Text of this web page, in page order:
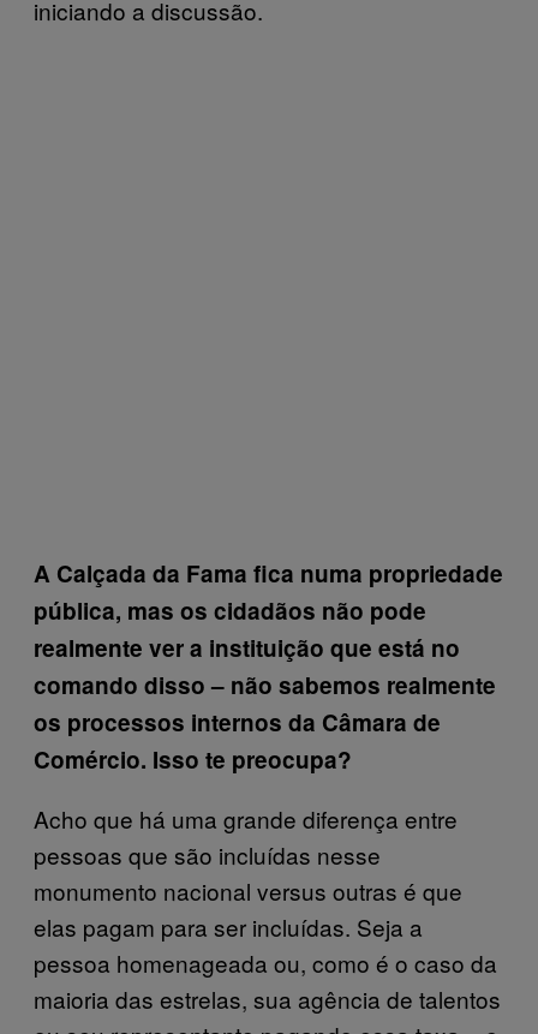
iniciando a discussão.
A Calçada da Fama fica numa propriedade
pública, mas os cidadãos não pode
realmente ver a instituição que está no
comando disso – não sabemos realmente
os processos internos da Câmara de
Comércio. Isso te preocupa?
Acho que há uma grande diferença entre
pessoas que são incluídas nesse
monumento nacional versus outras é que
elas pagam para ser incluídas. Seja a
pessoa homenageada ou, como é o caso da
maioria das estrelas, sua agência de talentos